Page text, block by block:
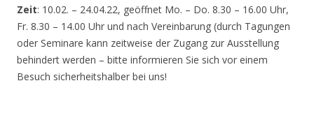
Zeit: 10.02. – 24.04.22, geöffnet Mo. – Do. 8.30 – 16.00 Uhr,
Fr. 8.30 – 14.00 Uhr und nach Vereinbarung (durch Tagungen
oder Seminare kann zeitweise der Zugang zur Ausstellung
behindert werden – bitte informieren Sie sich vor einem
Besuch sicherheitshalber bei uns!